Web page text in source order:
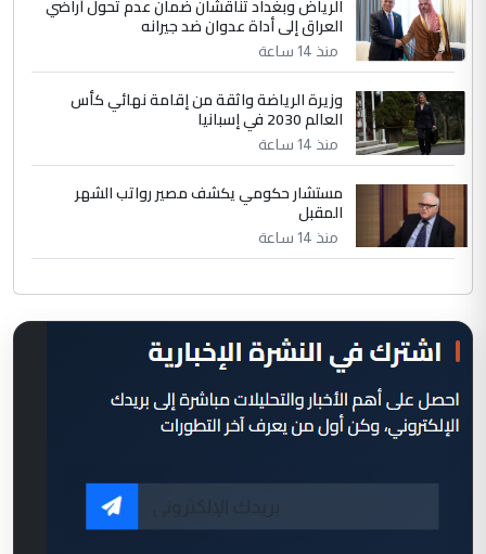
الرياض وبغداد تناقشان ضمان عدم تحول أراضي
العراق إلى أداة عدوان ضد جيرانه
منذ 14 ساعة
وزيرة الرياضة واثقة من إقامة نهائي كأس
العالم 2030 في إسبانيا
منذ 14 ساعة
مستشار حكومي يكشف مصير رواتب الشهر
المقبل
منذ 14 ساعة